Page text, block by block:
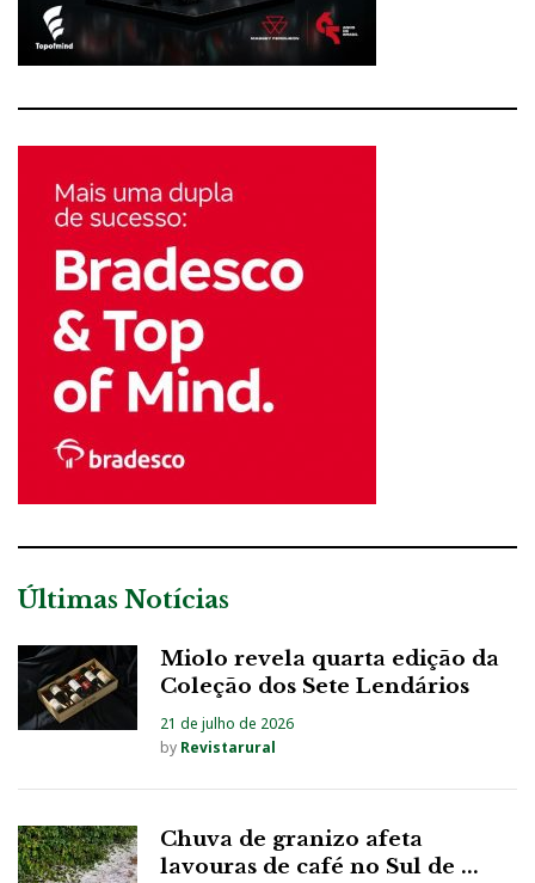
Últimas Notícias
Miolo revela quarta edição da
Coleção dos Sete Lendários
21 de julho de 2026
by Revistarural
Chuva de granizo afeta
lavouras de café no Sul de ...